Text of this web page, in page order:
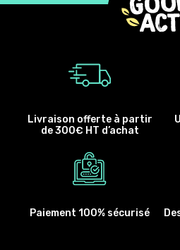
Livraison offerte à partir
de 300€ HT d’achat
Paiement 100% sécurisé